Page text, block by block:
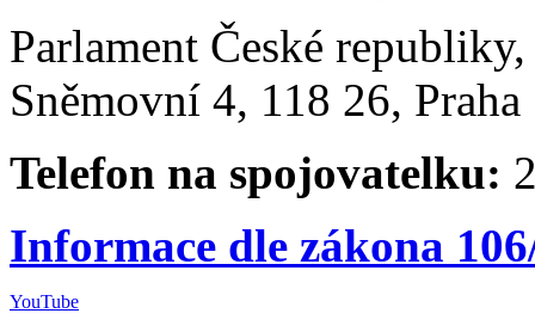
Parlament České
Sněmovní 4, 118 26,
Telefon na spojovatelku:
Informace dle zákona
YouTube